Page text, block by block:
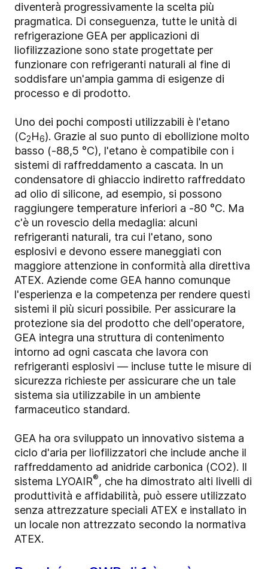
diventerà progressivamente la scelta più
pragmatica. Di conseguenza, tutte le unità di
refrigerazione GEA per applicazioni di
liofilizzazione sono state progettate per
funzionare con refrigeranti naturali al fine di
soddisfare un'ampia gamma di esigenze di
processo e di prodotto.
Uno dei pochi composti utilizzabili è l'etano
(C2H6). Grazie al suo punto di ebollizione molto
basso (-88,5 °C), l'etano è compatibile con i
sistemi di raffreddamento a cascata. In un
condensatore di ghiaccio indiretto raffreddato
ad olio di silicone, ad esempio, si possono
raggiungere temperature inferiori a -80 °C. Ma
c'è un rovescio della medaglia: alcuni
refrigeranti naturali, tra cui l'etano, sono
esplosivi e devono essere maneggiati con
maggiore attenzione in conformità alla direttiva
ATEX. Aziende come GEA hanno comunque
l'esperienza e la competenza per rendere questi
sistemi il più sicuri possibile. Per assicurare la
protezione sia del prodotto che dell'operatore,
GEA integra una struttura di contenimento
intorno ad ogni cascata che lavora con
refrigeranti esplosivi — incluse tutte le misure di
sicurezza richieste per assicurare che un tale
sistema sia utilizzabile in un ambiente
farmaceutico standard.
GEA ha ora sviluppato un innovativo sistema a
ciclo d'aria per liofilizzatori che include anche il
raffreddamento ad anidride carbonica (CO2). Il
sistema LYOAIR®, che ha dimostrato alti livelli di
produttività e affidabilità, può essere utilizzato
senza attrezzature speciali ATEX e installato in
un locale non attrezzato secondo la normativa
ATEX.